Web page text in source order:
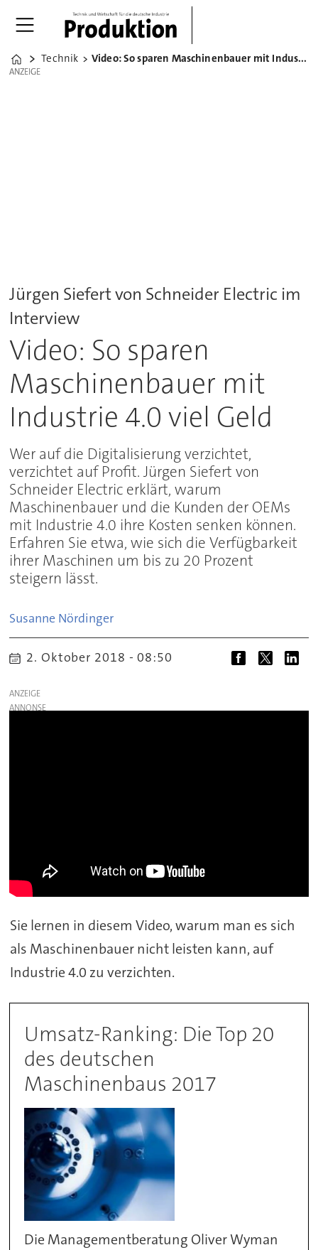
Home
Technik Video: So sparen Maschinenbauer mit Industrie 4.0 viel Geld
ANZEIGE
ANZEIGE
Jürgen Siefert von Schneider Electric im
Interview
Video: So sparen
Maschinenbauer mit
Industrie 4.0 viel Geld
Wer auf die Digitalisierung verzichtet,
verzichtet auf Profit. Jürgen Siefert von
Schneider Electric erklärt, warum
Maschinenbauer und die Kunden der OEMs
mit Industrie 4.0 ihre Kosten senken können.
Erfahren Sie etwa, wie sich die Verfügbarkeit
ihrer Maschinen um bis zu 20 Prozent
steigern lässt.
Susanne Nördinger
2. Oktober 2018 - 08:50
ANZEIGE
Sie lernen in diesem Video, warum man es sich
als Maschinenbauer nicht leisten kann, auf
Industrie 4.0 zu verzichten.
Umsatz-Ranking: Die Top 20
des deutschen
Maschinenbaus 2017
Die Managementberatung Oliver Wyman